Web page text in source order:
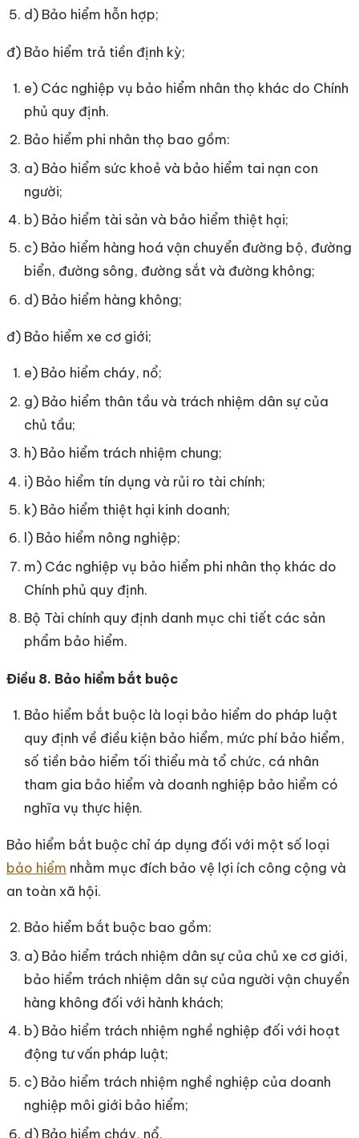
d) Bảo hiểm hỗn hợp;
đ) Bảo hiểm trả tiền định kỳ;
e) Các nghiệp vụ bảo hiểm nhân thọ khác do Chính
phủ quy định.
Bảo hiểm phi nhân thọ bao gồm:
a) Bảo hiểm sức khoẻ và bảo hiểm tai nạn con
người;
b) Bảo hiểm tài sản và bảo hiểm thiệt hại;
c) Bảo hiểm hàng hoá vận chuyển đường bộ, đường
biển, đường sông, đường sắt và đường không;
d) Bảo hiểm hàng không;
đ) Bảo hiểm xe cơ giới;
e) Bảo hiểm cháy, nổ;
g) Bảo hiểm thân tầu và trách nhiệm dân sự của
chủ tầu;
h) Bảo hiểm trách nhiệm chung;
i) Bảo hiểm tín dụng và rủi ro tài chính;
k) Bảo hiểm thiệt hại kinh doanh;
l) Bảo hiểm nông nghiệp;
m) Các nghiệp vụ bảo hiểm phi nhân thọ khác do
Chính phủ quy định.
Bộ Tài chính quy định danh mục chi tiết các sản
phẩm bảo hiểm.
Điều 8. Bảo hiểm bắt buộc
Bảo hiểm bắt buộc là loại bảo hiểm do pháp luật
quy định về điều kiện bảo hiểm, mức phí bảo hiểm,
số tiền bảo hiểm tối thiểu mà tổ chức, cá nhân
tham gia bảo hiểm và doanh nghiệp bảo hiểm có
nghĩa vụ thực hiện.
Bảo hiểm bắt buộc chỉ áp dụng đối với một số loại
bảo hiểm nhằm mục đích bảo vệ lợi ích công cộng và
an toàn xã hội.
Bảo hiểm bắt buộc bao gồm:
a) Bảo hiểm trách nhiệm dân sự của chủ xe cơ giới,
bảo hiểm trách nhiệm dân sự của người vận chuyển
hàng không đối với hành khách;
b) Bảo hiểm trách nhiệm nghề nghiệp đối với hoạt
động tư vấn pháp luật;
c) Bảo hiểm trách nhiệm nghề nghiệp của doanh
nghiệp môi giới bảo hiểm;
d) Bảo hiểm cháy, nổ.